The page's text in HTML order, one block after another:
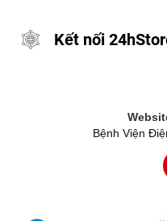
Kết nối
Bệnh Viện